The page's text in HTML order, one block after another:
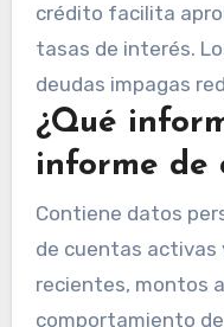
crédito facilita
tasas de interés.
deudas impagas
¿Qué
informe de
Contiene datos
de cuentas activas
recientes, montos
comportamiento